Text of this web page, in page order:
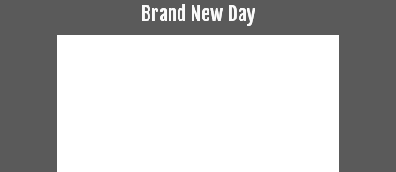
Brand New Day